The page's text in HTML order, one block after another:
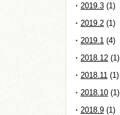
2019.3 (1)
2019.2 (1)
2019.1 (4)
2018.12 (1)
2018.11 (1)
2018.10 (1)
2018.9 (1)